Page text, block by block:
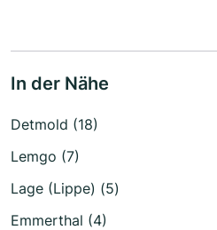
In der Nähe
Detmold (18)
Lemgo (7)
Lage (Lippe) (5)
Emmerthal (4)